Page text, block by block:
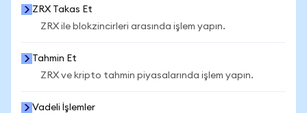
ZRX Takas Et
ZRX ile blokzincirleri arasında işlem yapın.
Tahmin Et
ZRX ve kripto tahmin piyasalarında işlem yapın.
Vadeli İşlemler